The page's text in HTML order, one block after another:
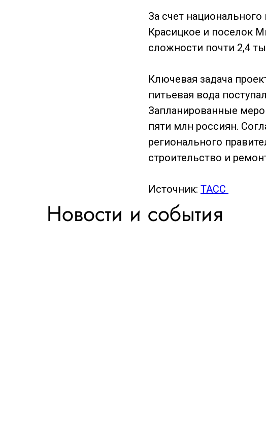
За счет
Красицкое и поселок
сложности почти 2,4
Ключевая задача
питьевая вода
Запланированные
пяти млн россиян.
регионального
строительство и
Источник: ТАСС
Новости и события